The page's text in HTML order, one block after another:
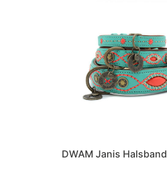
DWAM Janis Halsband